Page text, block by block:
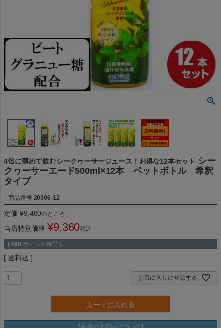
4倍に薄めて飲むシークヮーサージュース！お得な12本セット
シー
クヮーサーエード500ml×12本 ペットボトル 希釈
タイプ
商品番号 20306-12
定価 ¥9,480のところ
当店特別価格 ¥9,360税込
[ 468 ポイント進呈 ]
送料込
お気に入りに登録する
カートに入れる